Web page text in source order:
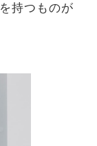
持つものが